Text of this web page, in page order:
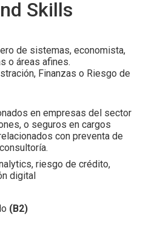
Skills
de sistemas, economista,
o áreas afines.
Finanzas o Riesgo de
en empresas del sector
o seguros en cargos
con preventa de
riesgo de crédito,
digital
(B2)